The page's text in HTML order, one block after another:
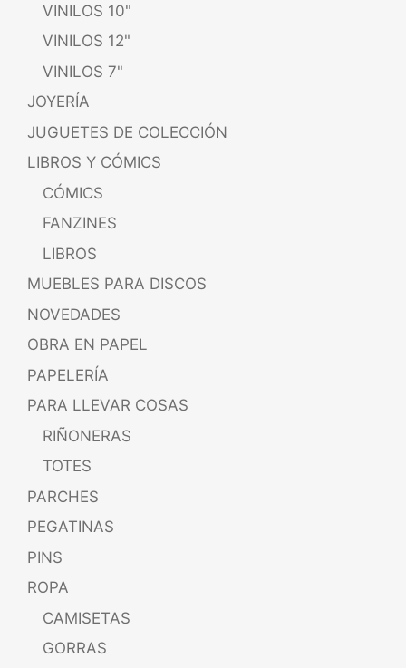
VINILOS 10"
VINILOS 12"
VINILOS 7"
JOYERÍA
JUGUETES DE COLECCIÓN
LIBROS Y CÓMICS
CÓMICS
FANZINES
LIBROS
MUEBLES PARA DISCOS
NOVEDADES
OBRA EN PAPEL
PAPELERÍA
PARA LLEVAR COSAS
RIÑONERAS
TOTES
PARCHES
PEGATINAS
PINS
ROPA
CAMISETAS
GORRAS